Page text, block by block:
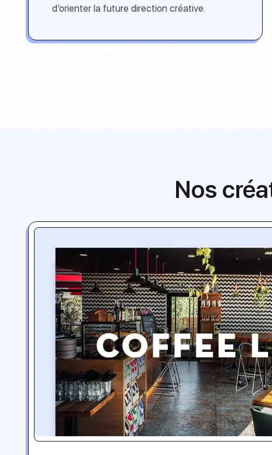
d’orienter la future direction créative.
Nos